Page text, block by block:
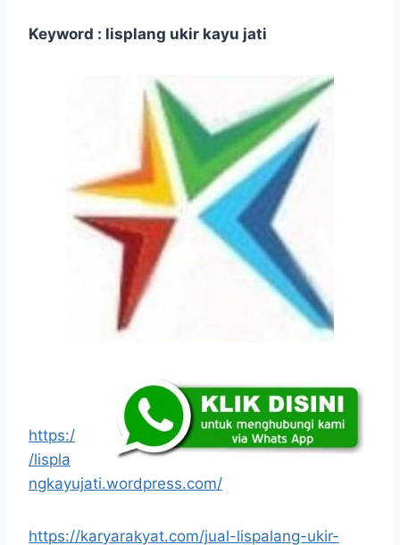
Keyword : lisplang ukir kayu jati
https:/
/lispla
ngkayujati.wordpress.com/
https://karyarakyat.com/jual-lispalang-ukir-